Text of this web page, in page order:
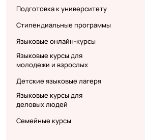
Подготовка к университету
Стипендиальные программы
Языковые онлайн-курсы
Языковые курсы для
молодежи и взрослых
Детские языковые лагеря
Языковые курсы для
деловых людей
Семейные курсы